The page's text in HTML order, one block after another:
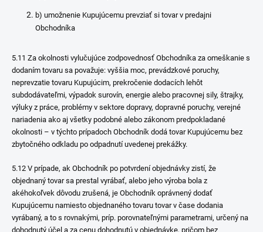
b) umožnenie Kupujúcemu prevziať si tovar v predajni
Obchodníka
5.11 Za okolnosti vylučujúce zodpovednosť Obchodníka za omeškanie s
dodaním tovaru sa považuje: vyššia moc, prevádzkové poruchy,
neprevzatie tovaru Kupujúcim, prekročenie dodacích lehôt
subdodávateľmi, výpadok surovín, energie alebo pracovnej sily, štrajky,
výluky z práce, problémy v sektore dopravy, dopravné poruchy, verejné
nariadenia ako aj všetky podobné alebo zákonom predpokladané
okolnosti – v týchto prípadoch Obchodník dodá tovar Kupujúcemu bez
zbytočného odkladu po odpadnutí uvedenej prekážky.
5.12 V prípade, ak Obchodník po potvrdení objednávky zistí, že
objednaný tovar sa prestal vyrábať, alebo jeho výroba bola z
akéhokoľvek dôvodu zrušená, je Obchodník oprávnený dodať
Kupujúcemu namiesto objednaného tovaru tovar v čase dodania
vyrábaný, a to s rovnakými, príp. porovnateľnými parametrami, určený na
dohodnutý účel a za cenu dohodnutú v objednávke, pričom bez